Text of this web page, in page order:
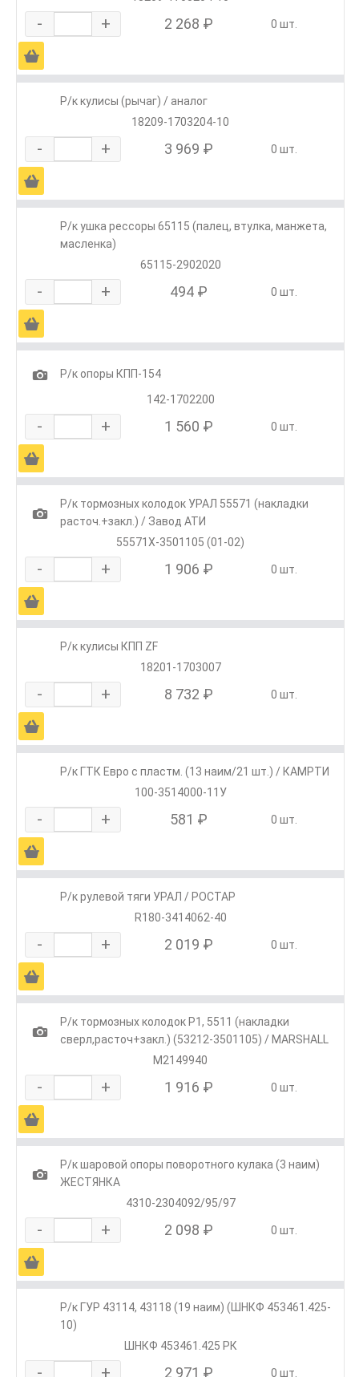
- + 2 268 ₽ 0 шт.
Ä
Р/к кулисы (рычаг) / аналог
18209-1703204-10
- + 3 969 ₽ 0 шт.
Ä
Р/к ушка рессоры 65115 (палец, втулка, манжета,
масленка)
65115-2902020
- + 494 ₽ 0 шт.
Ä
1
Р/к опоры КПП-154
142-1702200
- + 1 560 ₽ 0 шт.
Ä
1
Р/к тормозных колодок УРАЛ 55571 (накладки
расточ.+закл.) / Завод АТИ
55571Х-3501105 (01-02)
- + 1 906 ₽ 0 шт.
Ä
Р/к кулисы КПП ZF
18201-1703007
- + 8 732 ₽ 0 шт.
Ä
Р/к ГТК Евро с пластм. (13 наим/21 шт.) / КАМРТИ
100-3514000-11У
- + 581 ₽ 0 шт.
Ä
Р/к рулевой тяги УРАЛ / РОСТАР
R180-3414062-40
- + 2 019 ₽ 0 шт.
Ä
1
Р/к тормозных колодок Р1, 5511 (накладки
сверл,расточ+закл.) (53212-3501105) / MARSHALL
M2149940
- + 1 916 ₽ 0 шт.
Ä
1
Р/к шаровой опоры поворотного кулака (3 наим)
ЖЕСТЯНКА
4310-2304092/95/97
- + 2 098 ₽ 0 шт.
Ä
Р/к ГУР 43114, 43118 (19 наим) (ШНКФ 453461.425-
10)
ШНКФ 453461.425 РК
- + 2 971 ₽ 0 шт.